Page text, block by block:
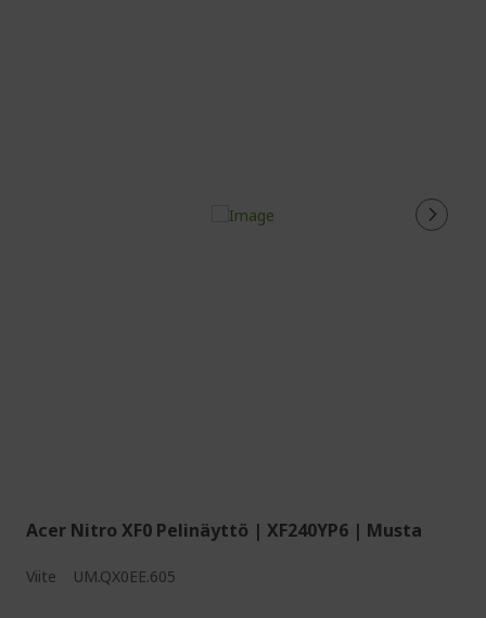
Acer Nitro XF0 Pelinäyttö | XF240YP6 | Musta
Viite UM.QX0EE.605